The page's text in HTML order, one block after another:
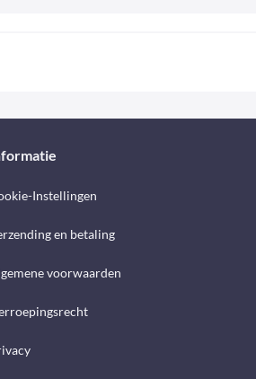
Instellingen
en betaling
voorwaarden